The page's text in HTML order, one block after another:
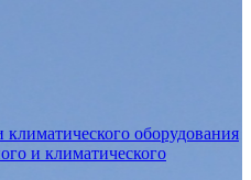
оборудования
и климатического